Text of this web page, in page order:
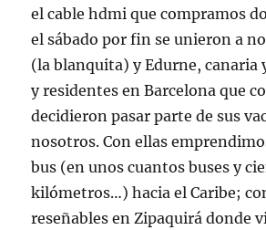
el cable hdmi que compramos
el sábado por fin se unieron a
(la blanquita) y Edurne, canaria
y residentes en Barcelona que
decidieron pasar parte de sus
nosotros. Con ellas
bus (en unos cuantos buses y
kilómetros…) hacia el Caribe;
reseñables en Zipaquirá donde